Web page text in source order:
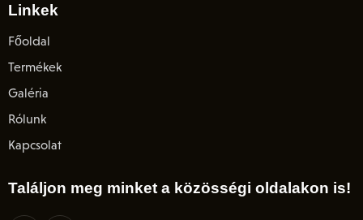
Linkek
Főoldal
Termékek
Galéria
Rólunk
Kapcsolat
Találjon meg minket a közösségi oldalakon is!